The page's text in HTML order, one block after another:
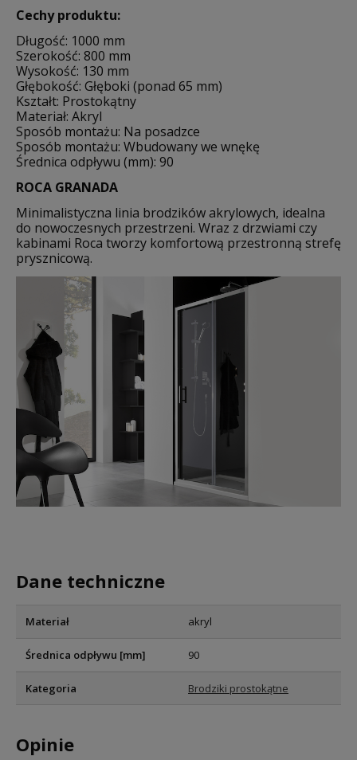
Cechy produktu:
Długość: 1000 mm
Szerokość: 800 mm
Wysokość: 130 mm
Głębokość: Głęboki (ponad 65 mm)
Kształt: Prostokątny
Materiał: Akryl
Sposób montażu: Na posadzce
Sposób montażu: Wbudowany we wnękę
Średnica odpływu (mm): 90
ROCA GRANADA
Minimalistyczna linia brodzików akrylowych, idealna
do nowoczesnych przestrzeni. Wraz z drzwiami czy
kabinami Roca tworzy komfortową przestronną strefę
prysznicową.
Dane techniczne
Materiał akryl
Średnica odpływu [mm] 90
Kategoria Brodziki prostokątne
Opinie